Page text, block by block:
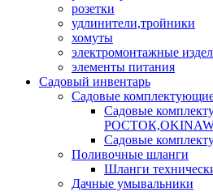
розетки
удлинители,тройники
хомуты
электромонтажные
элементы питания
Садовый инвентарь
Садовые
Садовые
Садовые
Поливочные шланги
Шланги
Дачные умывальники